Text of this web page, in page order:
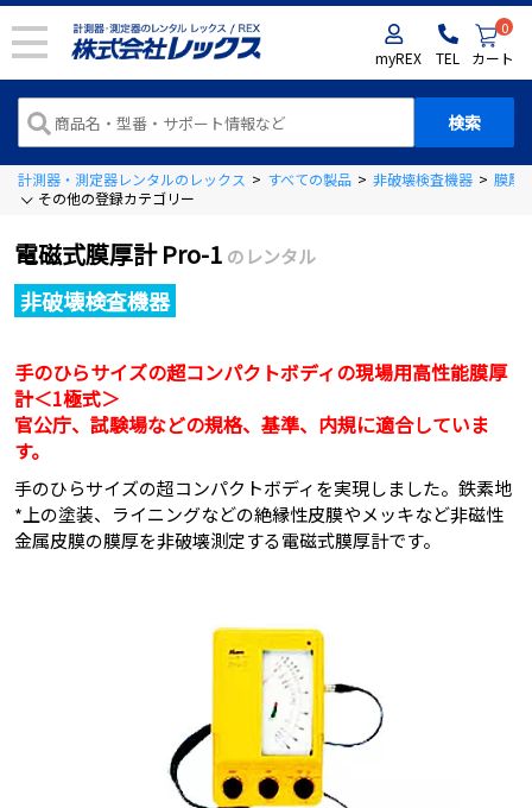
myREX TEL
0
カート
計測器・測定器レンタルのレックス > すべての製品 > 非破壊検査機器 > 膜厚
その他の登録カテゴリー
電磁式膜厚計 Pro-1 のレンタル
非破壊検査機器
手のひらサイズの超コンパクトボディの現場用高性能膜厚
計＜1極式＞
官公庁、試験場などの規格、基準、内規に適合していま
す。
手のひらサイズの超コンパクトボディを実現しました。鉄素地
*上の塗装、ライニングなどの絶縁性皮膜やメッキなど非磁性
金属皮膜の膜厚を非破壊測定する電磁式膜厚計です。